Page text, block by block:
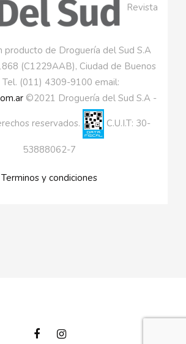
Revista
producto de Droguería del Sud S.A
(C1229AAB), Ciudad de Buenos
Tel. (011) 4309-9100 email:
©2021 Droguería del Sud S.A -
reservados. C.U.I.T: 30-
53888062-7
Terminos y condiciones